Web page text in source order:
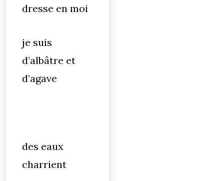
dresse en moi
je suis
d’albâtre et
d’agave
des eaux
charrient